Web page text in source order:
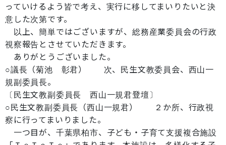
っていけるよう皆で考え、実行に移してまいりたいと決
意した次第です。
以上、簡単ではございますが、総務産業委員会の行政
視察報告とさせていただきます。
ありがとうございました。
○議長（菊池 彰君） 次、民生文教委員会、西山一
規副委員長。
〔民生文教副委員長 西山一規君登壇〕
○民生文教副委員長（西山一規君） ２か所、行政視
察に行ってまいりました。
一つ目が、千葉県柏市、子ども・子育て支援複合施設